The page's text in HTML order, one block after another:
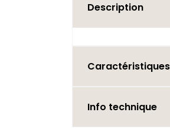
Description
Caractéristiques
Info technique